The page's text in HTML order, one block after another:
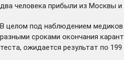
два человека прибыли из Москвы
В целом под наблюдением медиков
разными сроками окончания
теста, ожидается результат по 199